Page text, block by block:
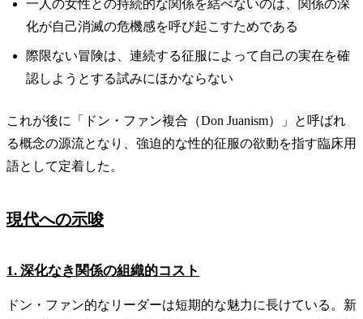
一人の女性との持続的な関係を結べないのは、関係の深
化が自己消滅の危機感を呼び起こすためである
際限ない冒険は、連続する征服によって自己の実在を確
認しようとする試みにほかならない
これが後に「ドン・ファン複合（Don Juanism）」と呼ばれ
る概念の源流となり、強迫的な性的征服の欲動を指す臨床用
語として定着した。
現代への示唆
1. 深化なき関係の組織的コスト
ドン・ファン的なリーダーは短期的な魅力に長けている。新